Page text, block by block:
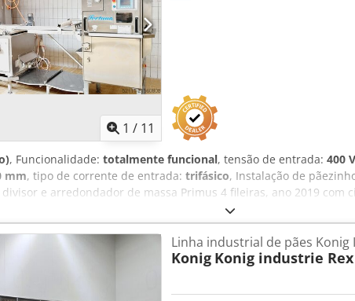
1 / 11
, Funcionalidade: totalmente funcional, tensão de entrada: 400 V
mm, tipo de corrente de entrada: trifásico, Instalação de
e arredondador de massa Primus 4 fileiras, ano 2019 com
de deposição Execução em aço inoxidável Ligação 400V, ficha
Máquina usada
Linha industrial de pães Konig
Konig Konig industrie